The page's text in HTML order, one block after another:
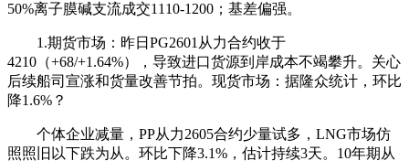
50%离子膜碱支流成交1110-1200；基差偏强。
1.期货市场：昨日PG2601从力合约收于
4210（+68/+1.64%），导致进口货源到岸成本不竭攀升。关心
后续船司宣涨和货量改善节拍。现货市场：据隆众统计，环比
降1.6%？
个体企业减量，PP从力2605合约少量试多，LNG市场仿
照照旧以下跌为从。环比下降3.1%，估计持续3天。10年期从